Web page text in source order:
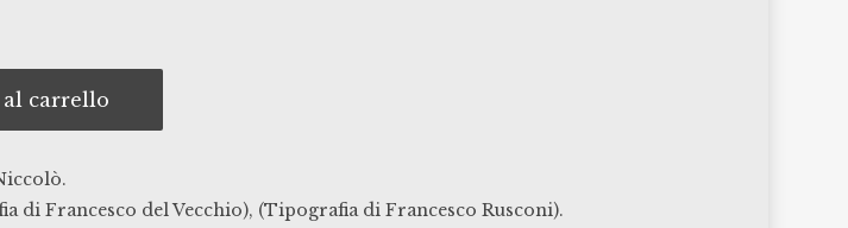
carrello
di Francesco del Vecchio), (Tipografia di Francesco Rusconi).